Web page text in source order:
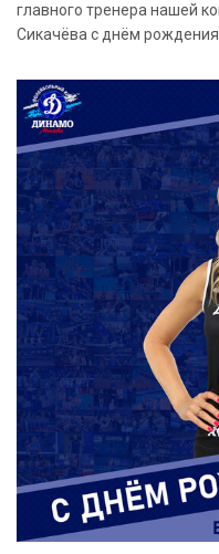
главного тренера нашей
Сикачёва с днём